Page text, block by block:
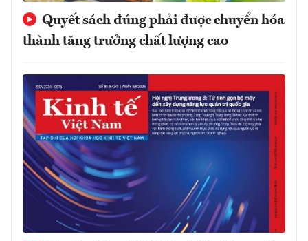
Quyết sách đúng phải được chuyển hóa
thành tăng trưởng chất lượng cao